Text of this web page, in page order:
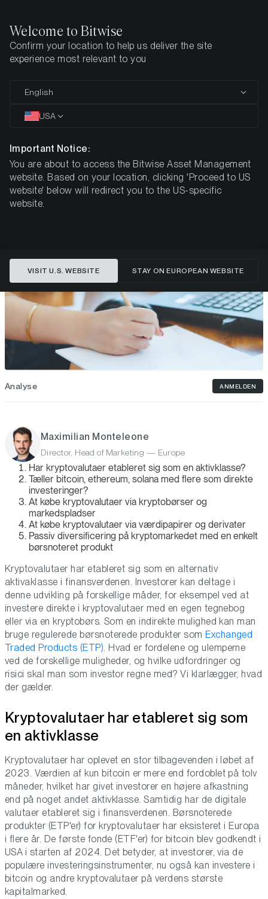
Startseite Know-How Research
Dieser Artikel ist nur auf Englisch verfügbar
børsnoterede produkter - hvordan
investerer man bedst i
kryptovalutaer?
Analyse ANMELDEN
Maximilian Monteleone
Director, Head of Marketing — Europe
Har kryptovalutaer etableret sig som en aktivklasse?
Tæller bitcoin, ethereum, solana med flere som direkte
investeringer?
At købe kryptovalutaer via kryptobørser og
markedspladser
At købe kryptovalutaer via værdipapirer og derivater
Passiv diversificering på kryptomarkedet med en enkelt
børsnoteret produkt
Kryptovalutaer har etableret sig som en alternativ
aktivaklasse i finansverdenen. Investorer kan deltage i
denne udvikling på forskellige måder, for eksempel ved at
investere direkte i kryptovalutaer med en egen tegnebog
eller via en kryptobørs. Som en indirekte mulighed kan man
bruge regulerede børsnoterede produkter som Exchanged
Traded Products (ETP). Hvad er fordelene og ulemperne
ved de forskellige muligheder, og hvilke udfordringer og
risici skal man som investor regne med? Vi klarlægger, hvad
der gælder.
Kryptovalutaer har etableret sig som
en aktivklasse
Kryptovalutaer har oplevet en stor tilbagevenden i løbet af
2023. Værdien af ​​kun bitcoin er mere end fordoblet på tolv
måneder, hvilket har givet investorer en højere afkastning
end på noget andet aktivklasse. Samtidig har de digitale
valutaer etableret sig i finansverdenen. Børsnoterede
produkter (ETP'er) for kryptovalutaer har eksisteret i Europa
i flere år. De første fonde (ETF'er) for bitcoin blev godkendt i
USA i starten af ​​2024. Det betyder, at investorer, via de
populære investeringsinstrumenter, nu også kan investere i
bitcoin og andre kryptovalutaer på verdens største
kapitalmarked.
Welcome to Bitwise
Confirm your location to help us deliver the site
experience most relevant to you
English
USA
Important Notice:
You are about to access the Bitwise Asset Management
website. Based on your location, clicking 'Proceed to US
website' below will redirect you to the US-specific
website.
VISIT U.S. WEBSITE STAY ON EUROPEAN WEBSITE